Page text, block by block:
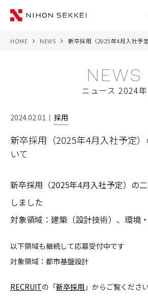
NEWS
CORPORATE
RECRUIT
CONTACT
HOME NEWS 新卒採用（2025年4月入社予
NEWS
ニュース 2024年
2024.02.01 採用
新卒採用（2025年4月入社予定
いて
新卒採用（2025年4月入社予定）の
しました
対象領域：建築（設計技術）、環境
以下領域も継続して応募受付中です
対象領域：都市基盤設計
RECRUITの「新卒採用 」からご覧ください